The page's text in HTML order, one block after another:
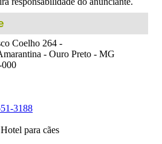
Coelho 264 -
- Ouro Preto - MG
000
3188
Hotel para cães